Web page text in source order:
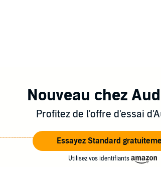
Nouveau chez
Profitez de l'offre d'essai
Essayez Standard
Utilisez vos identifiants